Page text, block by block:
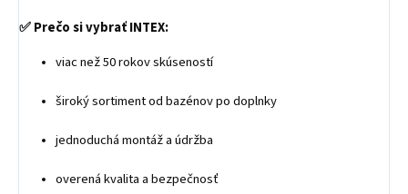
✅ Prečo si vybrať INTEX:
viac než 50 rokov skúseností
široký sortiment od bazénov po doplnky
jednoduchá montáž a údržba
overená kvalita a bezpečnosť